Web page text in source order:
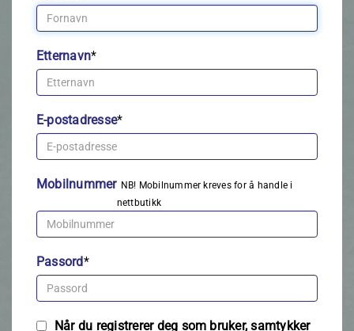
Etternavn*
E-postadresse*
Mobilnummer NB! Mobilnummer kreves for å handle i
nettbutikk
Passord*
Når du registrerer deg som bruker, samtykker